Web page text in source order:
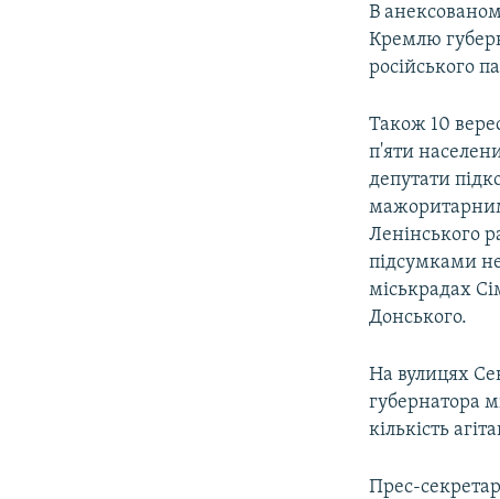
В
Кремлю
російського
Також 10
п'яти
депутати
Ленінського
підсумками
міськрадах
Донського.
На вулицях
губернатора
кількість
Прес-